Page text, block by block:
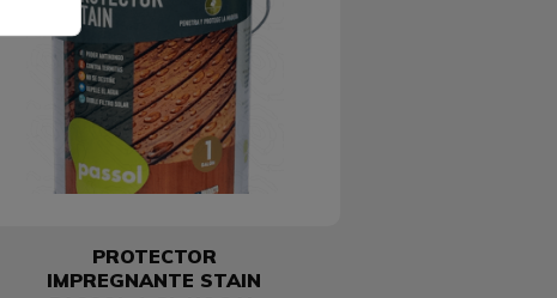
PROTECTOR
IMPREGNANTE STAIN